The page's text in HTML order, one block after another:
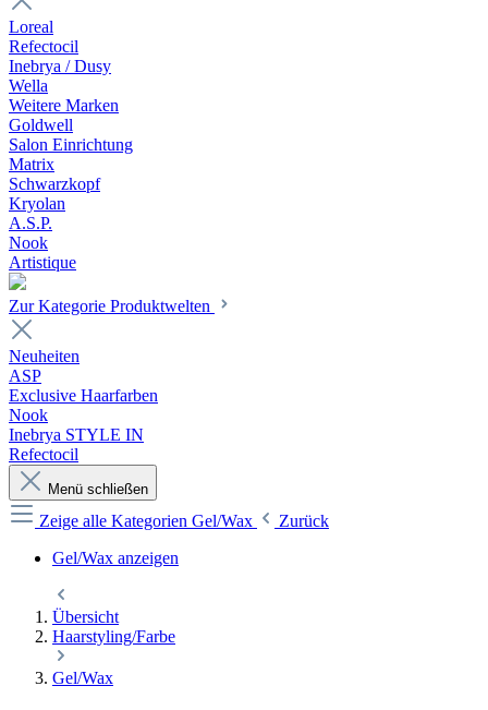
Loreal
Refectocil
Inebrya / Dusy
Wella
Weitere Marken
Goldwell
Salon Einrichtung
Matrix
Schwarzkopf
Kryolan
A.S.P.
Nook
Artistique
Zur Kategorie Produktwelten
Neuheiten
ASP
Exclusive Haarfarben
Nook
Inebrya STYLE IN
Refectocil
Menü schließen
Zeige alle Kategorien Gel/Wax
Zurück
Gel/Wax anzeigen
Übersicht
Haarstyling/Farbe
Gel/Wax